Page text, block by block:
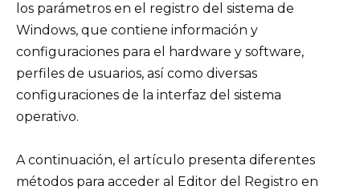
los parámetros en el registro del sistema de
Windows, que contiene información y
configuraciones para el hardware y software,
perfiles de usuarios, así como diversas
configuraciones de la interfaz del sistema
operativo.
A continuación, el artículo presenta diferentes
métodos para acceder al Editor del Registro en